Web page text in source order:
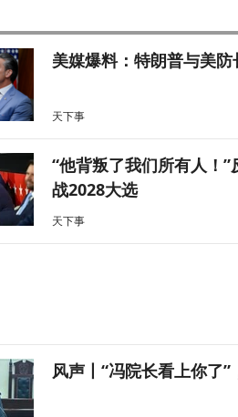
美媒爆料：特朗普与美
天下事
“他背叛了我们所有人！
战2028大选
天下事
风声丨“冯院长看上你了